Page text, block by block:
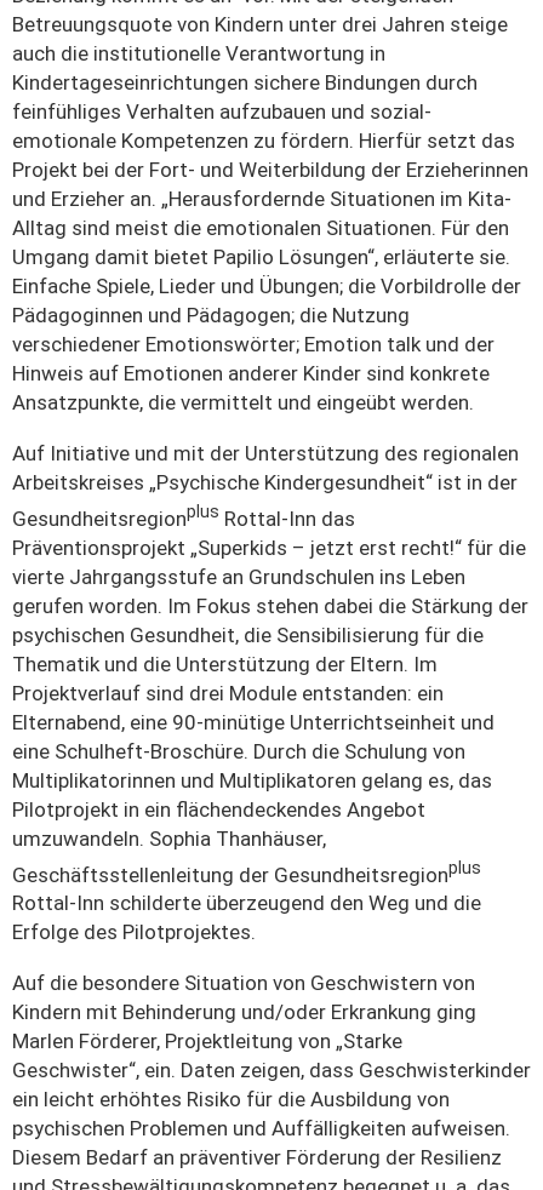
Betreuungsquote von Kindern unter drei Jahren steige
auch die institutionelle Verantwortung in
Kindertageseinrichtungen sichere Bindungen durch
feinfühliges Verhalten aufzubauen und sozial-
emotionale Kompetenzen zu fördern. Hierfür setzt das
Projekt bei der Fort- und Weiterbildung der Erzieherinnen
und Erzieher an. „Herausfordernde Situationen im Kita-
Alltag sind meist die emotionalen Situationen. Für den
Umgang damit bietet Papilio Lösungen“, erläuterte sie.
Einfache Spiele, Lieder und Übungen; die Vorbildrolle der
Pädagoginnen und Pädagogen; die Nutzung
verschiedener Emotionswörter; Emotion talk und der
Hinweis auf Emotionen anderer Kinder sind konkrete
Ansatzpunkte, die vermittelt und eingeübt werden.
Auf Initiative und mit der Unterstützung des regionalen
Arbeitskreises „Psychische Kindergesundheit“ ist in der
Gesundheitsregionplus Rottal-Inn das
Präventionsprojekt „Superkids – jetzt erst recht!“ für die
vierte Jahrgangsstufe an Grundschulen ins Leben
gerufen worden. Im Fokus stehen dabei die Stärkung der
psychischen Gesundheit, die Sensibilisierung für die
Thematik und die Unterstützung der Eltern. Im
Projektverlauf sind drei Module entstanden: ein
Elternabend, eine 90-minütige Unterrichtseinheit und
eine Schulheft-Broschüre. Durch die Schulung von
Multiplikatorinnen und Multiplikatoren gelang es, das
Pilotprojekt in ein flächendeckendes Angebot
umzuwandeln. Sophia Thanhäuser,
Geschäftsstellenleitung der Gesundheitsregionplus
Rottal-Inn schilderte überzeugend den Weg und die
Erfolge des Pilotprojektes.
Auf die besondere Situation von Geschwistern von
Kindern mit Behinderung und/oder Erkrankung ging
Marlen Förderer, Projektleitung von „Starke
Geschwister“, ein. Daten zeigen, dass Geschwisterkinder
ein leicht erhöhtes Risiko für die Ausbildung von
psychischen Problemen und Auffälligkeiten aufweisen.
Diesem Bedarf an präventiver Förderung der Resilienz